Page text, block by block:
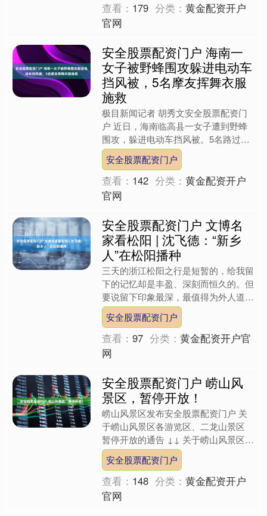
查看： 179 分类：黄金配资开户
官网
安全股票配资门户 海南一
女子被野蜂围攻躲进电动车
挡风被，5名摩友挥舞衣服
施救
极目新闻记者 胡秀文安全股票配资门
户 近日，海南临高县一女子遭到野蜂
围攻，躲进电动车挡风被。5名路过的
热心摩友挥舞衣服赶走野蜂，救出女
子。 社交平台的视频显示，....
安全股票配资门户
查看： 142 分类：黄金配资开户
官网
安全股票配资门户 文博名
家看松阳 | 沈飞德：“新乡
人”在松阳播种
三天的浙江松阳之行是短暂的，给我留
下的记忆却是丰盈、深刻而恒久的。但
要说留下印象最深，最值得为外人道的
又是什么呢？那我会毫不掩饰地说，就
是一批爱艺术爱古村爱自然....
安全股票配资门户
查看：97 分类：黄金配资开户官
网
安全股票配资门户 崂山风
景区，暂停开放！
崂山风景区发布安全股票配资门户 关
于崂山风景区各游览区、二龙山景区
暂停开放的通告 ↓↓ 关于崂山风景区各
游览区、二龙山景区 暂停开放的通告
亲爱的游客朋友们：....
安全股票配资门户
查看： 148 分类：黄金配资开户
官网